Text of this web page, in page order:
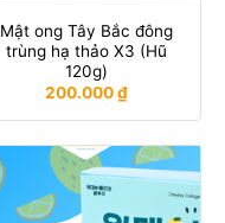
Mật ong Tây Bắc đông
trùng hạ thảo X3 (Hũ
120g)
200.000₫